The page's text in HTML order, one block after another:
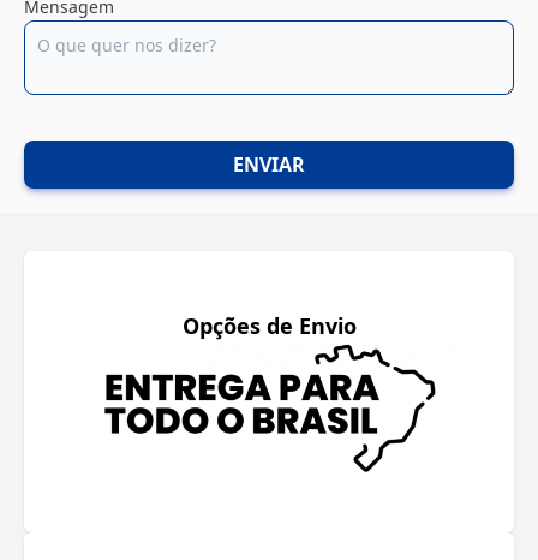
Mensagem
ENVIAR
Opções de Envio